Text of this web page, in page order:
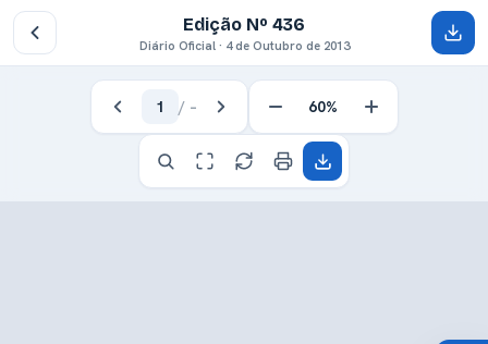
Edição Nº 436
Diário Oficial · 4 de Outubro de 2013
1 / – 60%